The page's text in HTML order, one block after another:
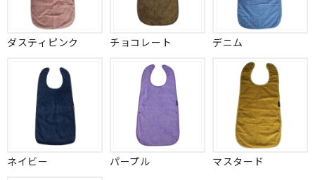
ダスティピンク チョコレート デニム
ネイビー パープル マスタード